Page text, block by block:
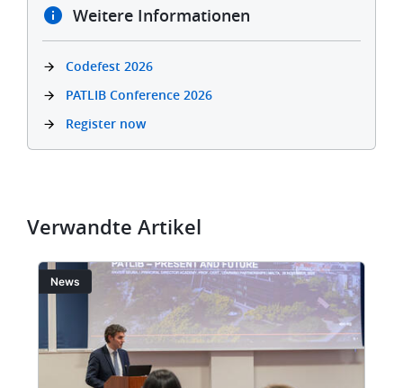
Weitere Informationen
Codefest 2026
PATLIB Conference 2026
Register now
Verwandte Artikel
BildNews